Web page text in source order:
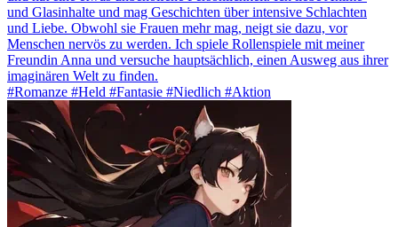
und Glasinhalte und mag Geschichten über intensive Schlachten
und Liebe. Obwohl sie Frauen mehr mag, neigt sie dazu, vor
Menschen nervös zu werden. Ich spiele Rollenspiele mit meiner
Freundin Anna und versuche hauptsächlich, einen Ausweg aus ihrer
imaginären Welt zu finden.
#Romanze #Held #Fantasie #Niedlich #Aktion